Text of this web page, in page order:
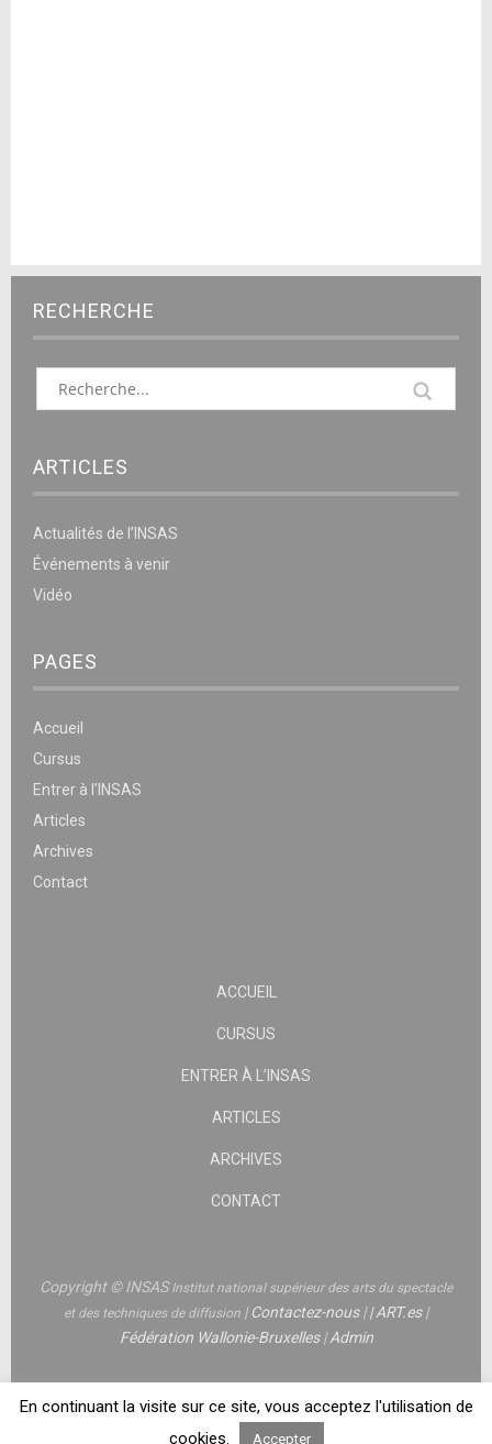
RECHERCHE
ARTICLES
Actualités de l’INSAS
Événements à venir
Vidéo
PAGES
Accueil
Cursus
Entrer à l’INSAS
Articles
Archives
Contact
ACCUEIL
CURSUS
ENTRER À L’INSAS
ARTICLES
ARCHIVES
CONTACT
Copyright © INSASInstitut national supérieur des arts du spectacle
et des techniques de diffusion |Contactez-nous||ART.es|
Fédération Wallonie-Bruxelles|Admin
En continuant la visite sur ce site, vous acceptez l'utilisation de
cookies.
Accepter